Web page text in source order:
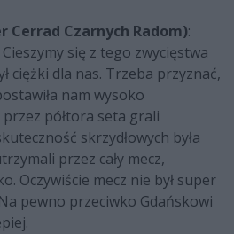
Czarnych Radom):
się z tego zwycięstwa
ciężki dla nas. Trzeba przyznać,
nam wysoko
przez półtora seta grali
skrzydłowych była
przez cały mecz,
Oczywiście mecz nie był super
pewno przeciwko Gdańskowi